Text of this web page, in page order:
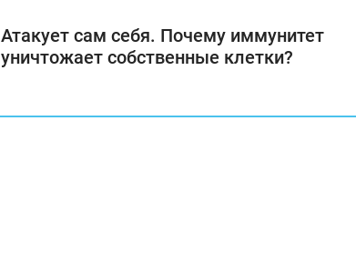
Атакует сам себя. Почему иммунитет
уничтожает собственные клетки?